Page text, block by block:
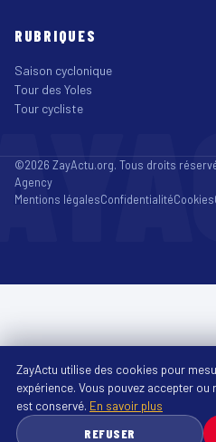
RUBRIQUES
Saison cyclonique
Tour des Yoles
Tour cycliste
©2026 ZayActu.org. Tous droits
Agency
Mentions légalesConfidentialitéCookies
ZayActu utilise des cookies pour
expérience. Vous pouvez accepter
est conservé. En savoir plus
REFUSER